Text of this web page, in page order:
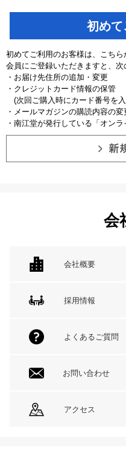
初めて
初めてご利用のお客様は、こちら
会員にご登録いただきますと、次
・お届け先住所の追加・変更
・クレジットカード情報の保管
(次回ご購入時にカード番号を
・メールマガジンの購読内容の変
・南江堂が発行している「オン
会
会社概要
採用情報
よくあるご質問
お問い合わせ
アクセス